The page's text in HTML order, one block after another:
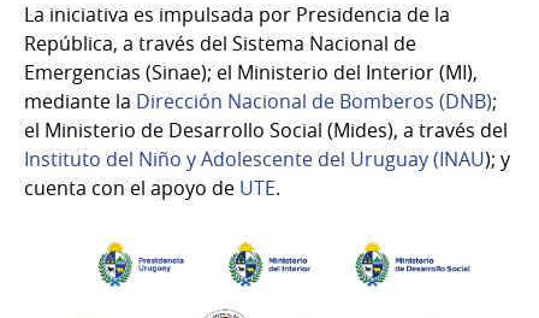
La iniciativa es impulsada por Presidencia de la
República, a través del Sistema Nacional de
Emergencias (Sinae); el Ministerio del Interior (MI),
mediante la Dirección Nacional de Bomberos (DNB);
el Ministerio de Desarrollo Social (Mides), a través del
Instituto del Niño y Adolescente del Uruguay (INAU); y
cuenta con el apoyo de UTE.